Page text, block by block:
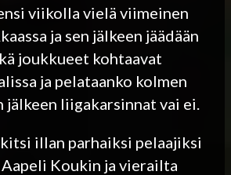
viikolla vielä viimeinen
ja sen jälkeen jäädään
joukkueet kohtaavat
ja pelataanko kolmen
liigakarsinnat vai ei.
illan parhaiksi pelaajiksi
Koukin ja vierailta